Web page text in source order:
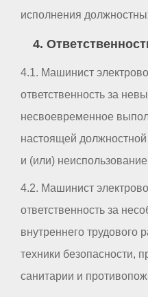
исполнения
4.
4.1. Машинист
ответственность за
несвоевременное
настоящей должностной
и (или)
4.2. Машинист
ответственность за
внутреннего трудового
техники безопасности,
санитарии и